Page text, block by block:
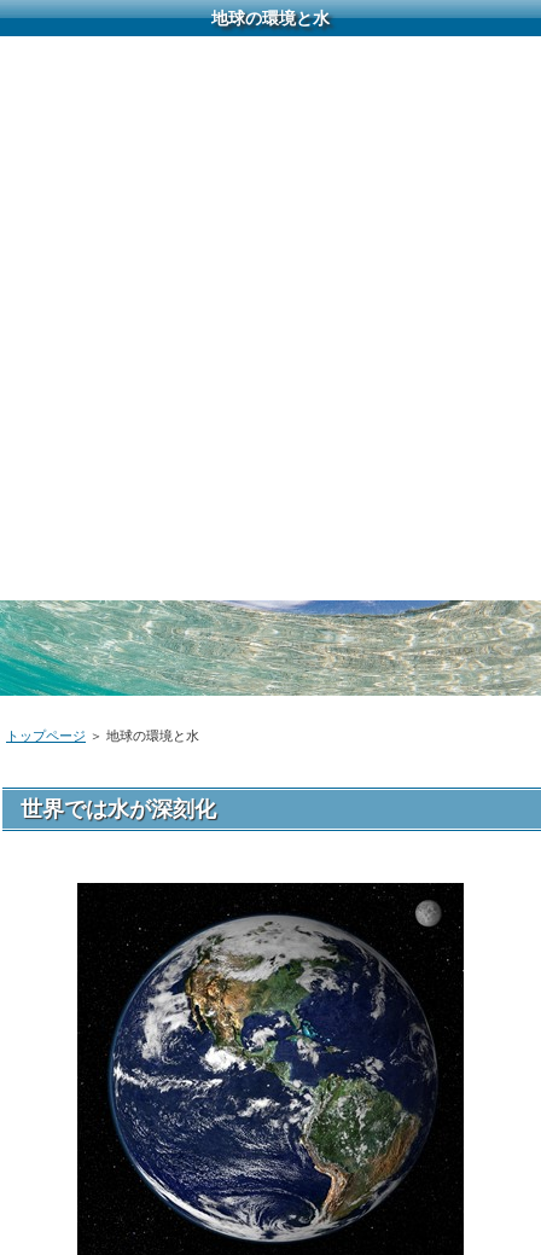
地球の環境と水
トップページ ＞ 地球の環境と水
世界では水が深刻化